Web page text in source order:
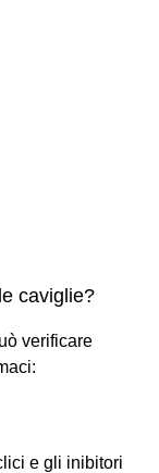
caviglie?
verificare
e gli inibitori